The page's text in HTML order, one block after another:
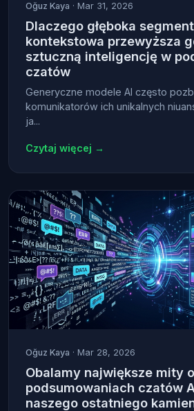
Oğuz Kaya · Mar 31, 2026
Dlaczego głęboka
kontekstowa przewyższa
sztuczną inteligencję w
czatów
Generyczne modele AI często
komunikatorów ich unikalnych
ja...
Czytaj więcej →
Oğuz Kaya · Mar 28, 2026
Obalamy największe mity o
podsumowaniach czatów
naszego ostatniego